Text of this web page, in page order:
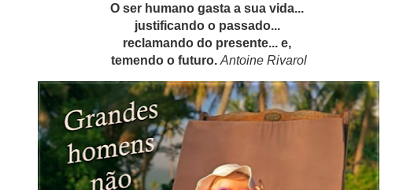
O ser humano gasta a sua vida...
justificando o passado...
reclamando do presente... e,
temendo o futuro. Antoine Rivarol